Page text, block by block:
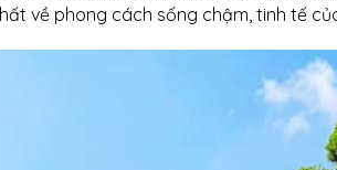
về phong cách sống chậm, tinh tế